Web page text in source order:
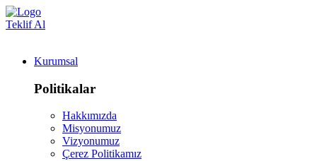
Teklif Al
Kurumsal
Politikalar
Hakkımızda
Misyonumuz
Vizyonumuz
Çerez Politikamız